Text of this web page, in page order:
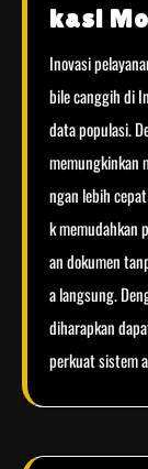
kasi
Inovasi
bile canggih di
data populasi.
memungkinkan
ngan lebih
k memudahkan
an dokumen
a langsung.
diharapkan
perkuat sistem